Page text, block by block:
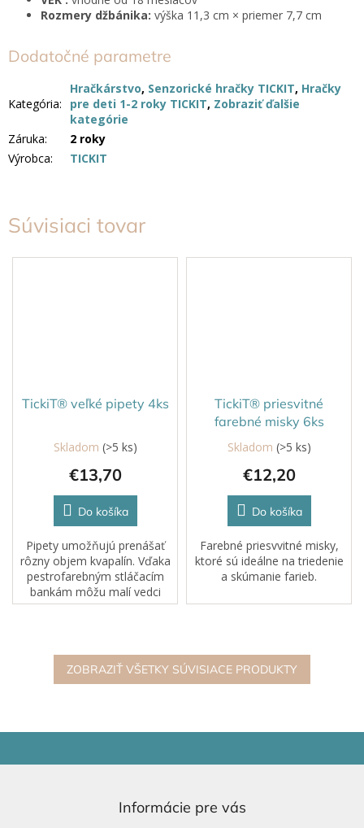
Súvisiaci tovar
TickiT® veľké pipety 4ks
Skladom (>5 ks)
€13,70
Do košíka
Pipety umožňujú prenášať
rôzny objem kvapalín. Vďaka
pestrofarebným stláčacím
bankám môžu malí vedci
nasávať kvapalinu a prenášať
zábavný doplnok k hre s...
TickiT® priesvitné
farebné misky 6ks
Skladom (>5 ks)
€12,20
Do košíka
Farebné priesvvitné misky,
ktoré sú ideálne na triedenie
a skúmanie farieb.
ZOBRAZIŤ VŠETKY SÚVISIACE PRODUKTY
Rozmery džbánika: výška 11,3 cm × priemer 7,7 cm
Dodatočné parametre
Kategória:
Hračkárstvo, Senzorické hračky TICKIT, Hračky
pre deti 1-2 roky TICKIT, Zobraziť ďalšie
kategórie
Záruka:
2 roky
Výrobca: TICKIT
Informácie pre vás